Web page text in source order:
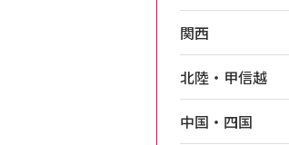
関西
北陸・甲信越
中国・四国